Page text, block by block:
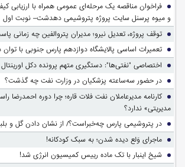
فراخوان مناقصه یک مرحله‌ای عمومی همراه با ارزیابی
و میوه پرسنل سایت پروژه پتروشیمی دهدشت– نوبت اول
توقف پروژه، تعدیل نیرو؛ مدیران پتروالفین چه زمانی
تعمیرات اساسی پالایشگاه دوازدهم پارس جنوبی با توان
اختصاصی "نفتی‌ها": دستگیری متهم پرونده دکل اورینتال
در حضور سه‌ساعته پزشکیان در وزارت نفت چه گذشت؟
کارنامه مدیرعاملان نفت فلات قاره؛ چرا دوره احمدرضا
مدیریتی» ندارد؟
در پتروشیمی پارس چه‌خبراست؟/ از نشان دادن گل و
ماجرای وَلع دیده شدن؛ به سبک کودکانه!
شیخ اینبار با تک ماده رییس کمیسیون انرژی شد!